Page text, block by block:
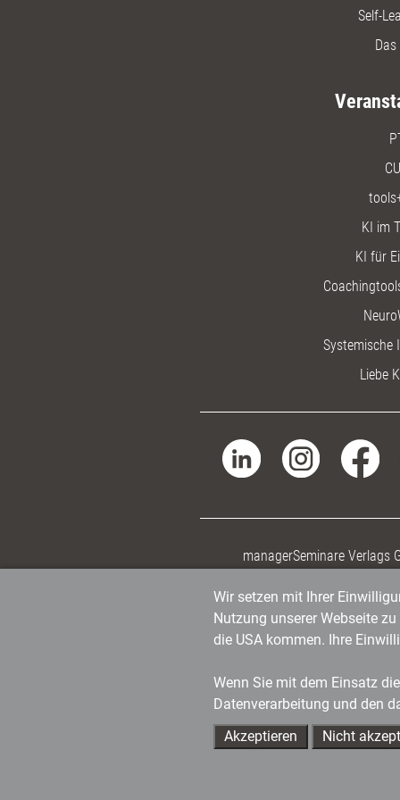
Self-
KI im
KI für
Systemische
Liebe
managerSeminare Verlags
Wir setzen mit Ihrer
Nutzung unserer Webseite
die USA kommen. Ihre
Wenn Sie mit dem Einsatz
Datenverarbeitung und den
Akzeptieren
Nicht